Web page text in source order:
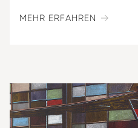
MEHR ERFAHREN